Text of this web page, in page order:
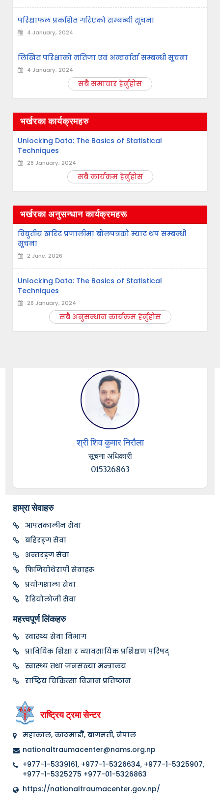
परिक्षाफल प्रकशित गरिएको सम्बन्धी सूचना
4 January, 2024
लिखित परिक्षाको नतिजा एवं अन्तर्वार्ता सम्बन्धी सूचना
4 January, 2024
सबै समाचार हेर्नुहोस
भर्खरका कार्यक्रमहरु
Unlocking Data: The Basics of Statistical
Techniques
26 January, 2024
सबै कार्यक्रम हेर्नुहोस
भर्खरका अनुसन्धान कार्यक्रमहरू
विद्युतीय खरिद प्रणालीमा बोलपत्रको म्याद थप सम्बन्धी
सूचना
2 June, 2026
Unlocking Data: The Basics of Statistical
Techniques
26 January, 2024
सबै अनुसन्धान कार्यक्रम हेर्नुहोस
श्री शिव कुमार निरौला
सूचना अधिकारी
015326863
हाम्रा सेवाहरु
आपतकालीन सेवा
बहिरङ्ग सेवा
अन्तरङ्ग सेवा
फिजियोथेरापी सेवाहरू
प्रयोगशाला सेवा
रेडियोलोजी सेवा
महत्त्वपूर्ण लिंकहरु
स्वास्थ्य सेवा विभाग
प्राविधिक शिक्षा र व्यावसायिक प्रशिक्षण परिषद्
स्वास्थ्य तथा जनसंख्या मन्त्रालय
राष्ट्रिय चिकित्सा विज्ञान प्रतिष्ठान
राष्ट्रिय ट्रमा सेन्टर
महांकाल, काठमाडौँ, बागमती, नेपाल
nationaltraumacenter@nams.org.np
+977-1-5339161, +977-1-5326634, +977-1-5325907,
+977-1-5325275 +977-01-5326863
https://nationaltraumacenter.gov.np/